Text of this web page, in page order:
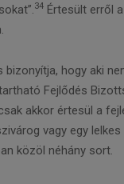
34 Értesült erről
bizonyítja, hogy aki
Fejlődés
akkor értesül a
vagy egy
közöl néhány sort.